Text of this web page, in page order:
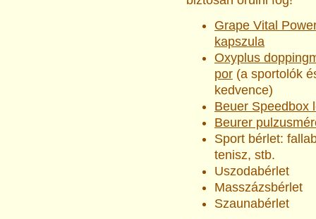
Grape Vital
kapszula
Oxyplus
por (a sportolók
kedvence)
Beuer Speedbox
Beurer
Sport bérlet:
tenisz, stb.
Uszodabérlet
Masszázsbérlet
Szaunabérlet